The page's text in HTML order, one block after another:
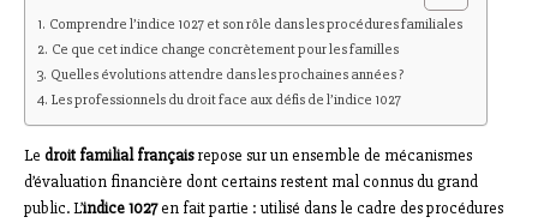
Comprendre l’indice 1027 et son rôle dans les procédures familiales
Ce que cet indice change concrètement pour les familles
Quelles évolutions attendre dans les prochaines années ?
Les professionnels du droit face aux défis de l’indice 1027
Le droit familial françaisrepose sur un ensemble de mécanismes
d’évaluation financière dont certains restent mal connus du grand
public. L’indice 1027en fait partie : utilisé dans le cadre des procédures